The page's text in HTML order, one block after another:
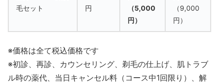
毛セット
円
（5,000
円）
（9,000
円）
※価格は全て税込価格です
※初診、再診、カウンセリング、剃毛の仕上げ、肌トラブ
ル時の薬代、当日キャンセル料（コース中1回限り）、解